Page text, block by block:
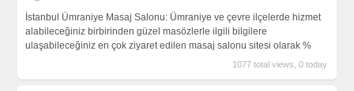
İstanbul Ümraniye Masaj Salonu: Ümraniye ve çevre ilçelerde hizmet
alabileceğiniz birbirinden güzel masözlerle ilgili bilgilere
ulaşabileceğiniz en çok ziyaret edilen masaj salonu sitesi olarak %
1077 total views, 0 today